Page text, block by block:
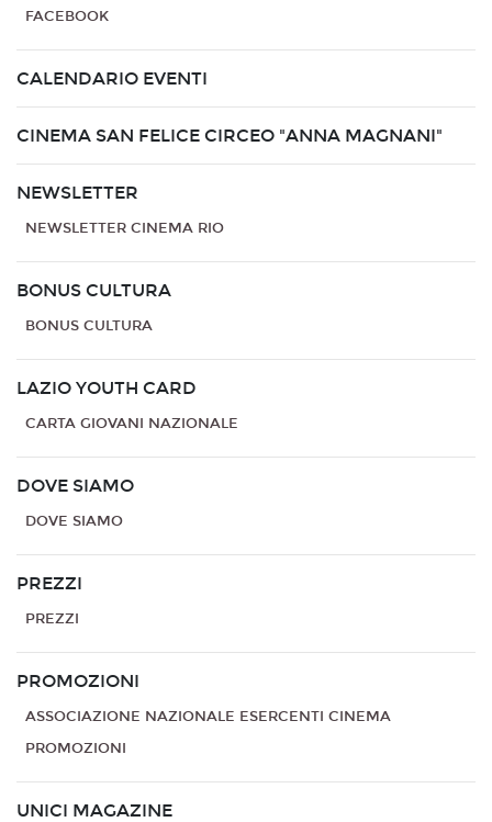
FACEBOOK
CALENDARIO EVENTI
CINEMA SAN FELICE CIRCEO "ANNA MAGNANI"
NEWSLETTER
NEWSLETTER CINEMA RIO
BONUS CULTURA
BONUS CULTURA
LAZIO YOUTH CARD
CARTA GIOVANI NAZIONALE
DOVE SIAMO
DOVE SIAMO
PREZZI
PREZZI
PROMOZIONI
ASSOCIAZIONE NAZIONALE ESERCENTI CINEMA
PROMOZIONI
UNICI MAGAZINE